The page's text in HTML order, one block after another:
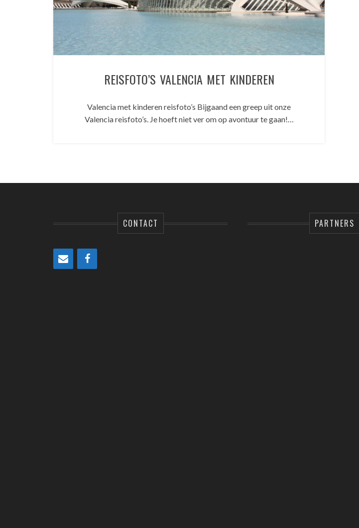
REISFOTO’S VALENCIA MET KINDEREN
Valencia met kinderen reisfoto’s Bijgaand een greep uit onze
Valencia reisfoto’s. Je hoeft niet ver om op avontuur te gaan!…
CONTACT PARTNERS